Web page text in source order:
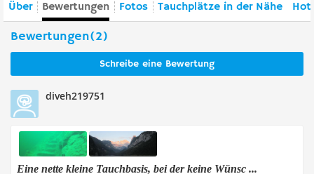
Über Bewertungen Fotos Tauchplätze in der Nähe
Bewertungen(2)
Schreibe eine Bewertung
diveh219751
Eine nette kleine Tauchbasis, bei der keine Wünsc ...